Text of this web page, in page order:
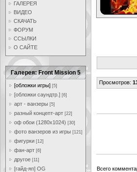
ГАЛЕРЕЯ
ВИДЕО
СКАЧАТЬ
ФОРУМ
ССЫЛКИ
О САЙТЕ
Галерея: Front Mission 5
[обложки игры] [5]
[обложки саундтр.] [6]
арт - ванзеры [5]
разный концепт-арт [22]
оф обои (1280x1024) [30]
фото ванзеров из игры [121]
фигурки [12]
фан-арт [6]
другое [11]
[гайд-яп] OG
Просмотров:
Всего